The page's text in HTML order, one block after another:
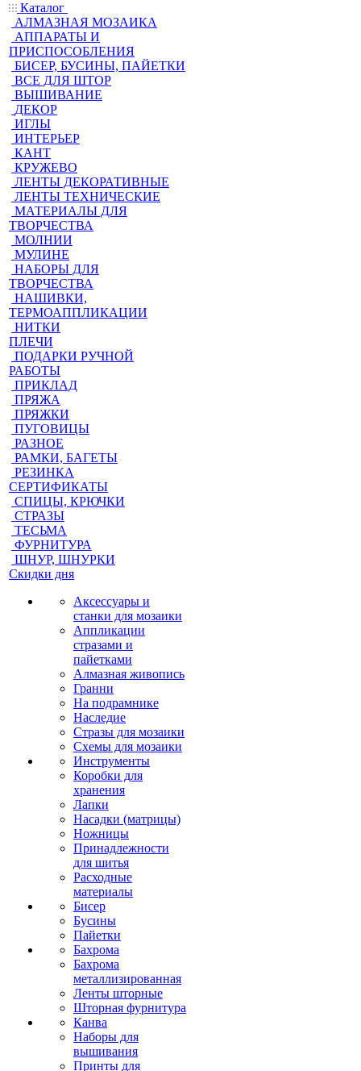
Каталог
АЛМАЗНАЯ МОЗАИКА
АППАРАТЫ И
ПРИСПОСОБЛЕНИЯ
БИСЕР, БУСИНЫ, ПАЙЕТКИ
ВСЕ ДЛЯ ШТОР
ВЫШИВАНИЕ
ДЕКОР
ИГЛЫ
ИНТЕРЬЕР
КАНТ
КРУЖЕВО
ЛЕНТЫ ДЕКОРАТИВНЫЕ
ЛЕНТЫ ТЕХНИЧЕСКИЕ
МАТЕРИАЛЫ ДЛЯ
ТВОРЧЕСТВА
МОЛНИИ
МУЛИНЕ
НАБОРЫ ДЛЯ
ТВОРЧЕСТВА
НАШИВКИ,
ТЕРМОАППЛИКАЦИИ
НИТКИ
ПЛЕЧИ
ПОДАРКИ РУЧНОЙ
РАБОТЫ
ПРИКЛАД
ПРЯЖА
ПРЯЖКИ
ПУГОВИЦЫ
РАЗНОЕ
РАМКИ, БАГЕТЫ
РЕЗИНКА
СЕРТИФИКАТЫ
СПИЦЫ, КРЮЧКИ
СТРАЗЫ
ТЕСЬМА
ФУРНИТУРА
ШНУР, ШНУРКИ
Скидки дня
Аксессуары и
станки для мозаики
Аппликации
стразами и
пайетками
Алмазная живопись
Гранни
На подрамнике
Наследие
Стразы для мозаики
Схемы для мозаики
Инструменты
Коробки для
хранения
Лапки
Насадки (матрицы)
Ножницы
Принадлежности
для шитья
Расходные
материалы
Бисер
Бусины
Пайетки
Бахрома
Бахрома
металлизированная
Ленты шторные
Шторная фурнитура
Канва
Наборы для
вышивания
Принты для